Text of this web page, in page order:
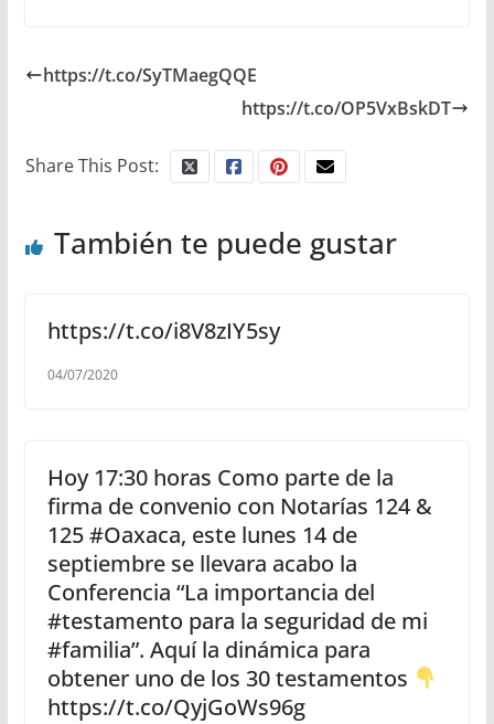
https://t.co/SyTMaegQQE
https://t.co/OP5VxBskDT
Share This Post:
También te puede gustar
https://t.co/i8V8zIY5sy
04/07/2020
Hoy 17:30 horas Como parte de la
firma de convenio con Notarías 124 &
125 #Oaxaca, este lunes 14 de
septiembre se llevara acabo la
Conferencia “La importancia del
#testamento para la seguridad de mi
#familia”. Aquí la dinámica para
obtener uno de los 30 testamentos
https://t.co/QyjGoWs96g